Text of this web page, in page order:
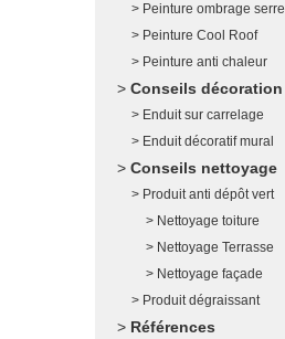
Peinture ombrage serre
Peinture Cool Roof
Peinture anti chaleur
Conseils décoration
Enduit sur carrelage
Enduit décoratif mural
Conseils nettoyage
Produit anti dépôt vert
Nettoyage toiture
Nettoyage Terrasse
Nettoyage façade
Produit dégraissant
Références